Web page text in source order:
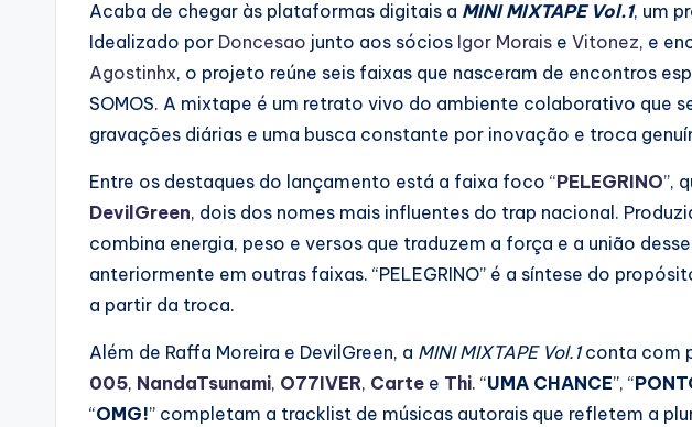
Acaba de chegar às plataformas digitais a MINI MIXTAPE Vol.1, um
Idealizado por Doncesao junto aos sócios Igor Morais e Vitonez, e
Agostinhx, o projeto reúne seis faixas que nasceram de encontros
SOMOS. A mixtape é um retrato vivo do ambiente colaborativo que
gravações diárias e uma busca constante por inovação e troca
Entre os destaques do lançamento está a faixa foco “PELEGRINO”,
DevilGreen, dois dos nomes mais influentes do trap nacional.
combina energia, peso e versos que traduzem a força e a união
anteriormente em outras faixas. “PELEGRINO” é a síntese do
a partir da troca.
Além de Raffa Moreira e DevilGreen, a MINI MIXTAPE Vol.1conta com
005, NandaTsunami, O77IVER, Carte e Thi. “UMA CHANCE”, “
“OMG!” completam a tracklist de músicas autorais que refletem a